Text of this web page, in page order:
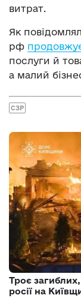
витрат.
Як
рф
послуги й
а малий
СЗР
Троє
росії на